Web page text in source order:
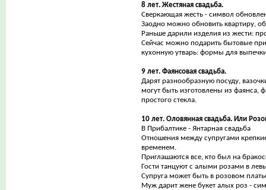
8 лет. Жестяная свадьба.
Сверкающая жесть - символ
Заодно можно обновить квартиру,
Раньше дарили изделия из жести:
Сейчас можно подарить бытовые
кухонную утварь: формы для
9 лет. Фаянсовая свадьба.
Дарят разнообразную посуду,
могут быть изготовлены из фаянса,
простого стекла.
10 лет. Оловянная свадьба. Или
В Прибалтике - Янтарная свадьба
Отношения между супругами
временем.
Приглашаются все, кто был на
Гости танцуют с алыми розами в
Супруга может быть в розовом
Муж дарит жене букет алых роз -